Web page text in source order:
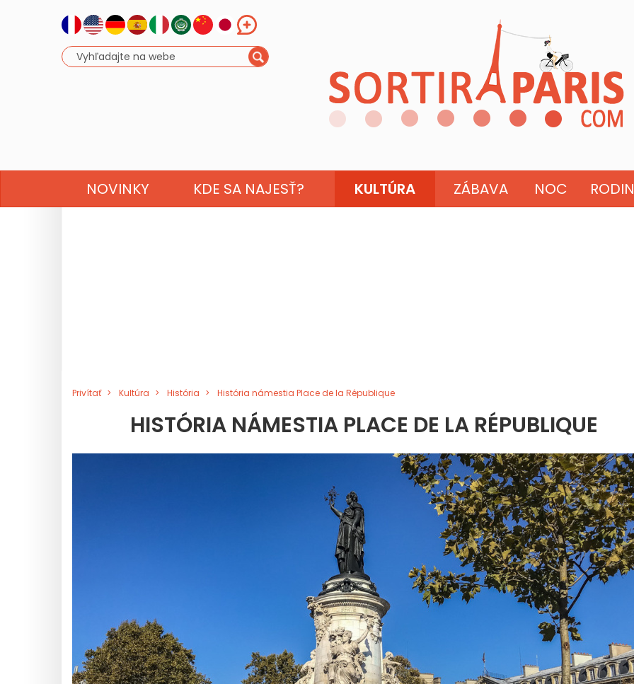
NOVINKY KDE SA NAJESŤ? KULTÚRA ZÁBAVA NOC
Privítať Kultúra História História námestia Place de la République
HISTÓRIA NÁMESTIA PLACE DE LA RÉPUBLIQUE